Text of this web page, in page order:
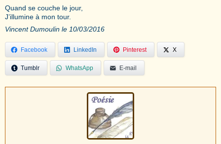
Quand se couche le jour,
J’illumine à mon tour.
Vincent Dumoulin le 10/03/2016
Facebook LinkedIn Pinterest X
Tumblr WhatsApp E-mail